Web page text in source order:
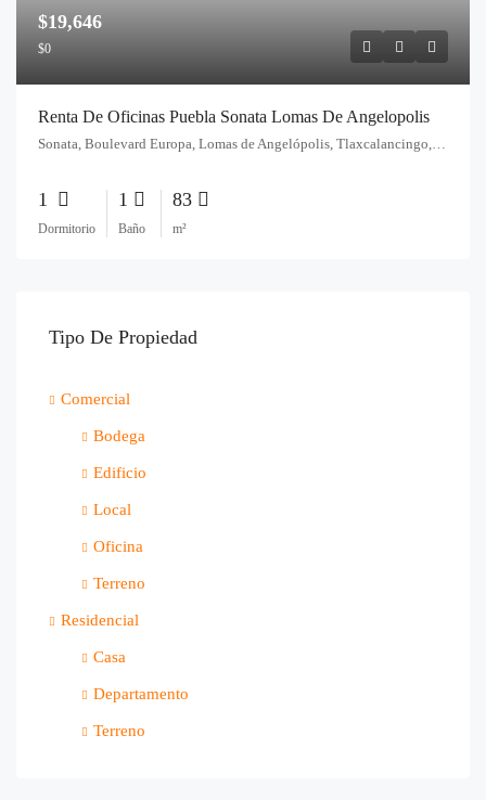
$19,646
$0
Renta De Oficinas Puebla Sonata Lomas De Angelopolis
Sonata, Boulevard Europa, Lomas de Angelópolis, Tlaxcalancingo, Pue., México
1
Dormitorio
1
Baño
83
m²
Tipo De Propiedad
Comercial
Bodega
Edificio
Local
Oficina
Terreno
Residencial
Casa
Departamento
Terreno